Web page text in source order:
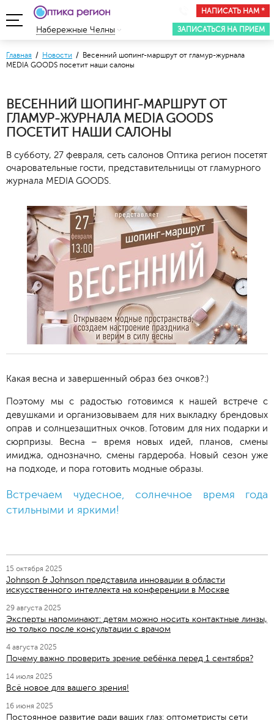
НАПИСАТЬ НАМ *
ЗАПИСАТЬСЯ НА ПРИЕМ
Набережные Челны
Главная / Новости / Весенний шопинг-маршрут от гламур-журнала
MEDIA GOODS посетит наши салоны
ВЕСЕННИЙ ШОПИНГ-МАРШРУТ ОТ
ГЛАМУР-ЖУРНАЛА MEDIA GOODS
ПОСЕТИТ НАШИ САЛОНЫ
В субботу, 27 февраля, сеть салонов Оптика регион посетят
очаровательные гости, представительницы от гламурного
журнала MEDIA GOODS.
Какая весна и завершенный образ без очков?:)
Поэтому мы с радостью готовимся к нашей встрече с
девушками и организовываем для них выкладку брендовых
оправ и солнцезащитных очков. Готовим для них подарки и
сюрпризы. Весна – время новых идей, планов, смены
имиджа, однозначно, смены гардероба. Новый сезон уже
на подходе, и пора готовить модные образы.
Встречаем чудесное, солнечное время года
стильными и яркими!
15 октября 2025
Johnson & Johnson представила инновации в области
искусственного интеллекта на конференции в Москве
29 августа 2025
Эксперты напоминают: детям можно носить контактные линзы,
но только после консультации с врачом
4 августа 2025
Почему важно проверить зрение ребёнка перед 1 сентября?
14 июля 2025
Всё новое для вашего зрения!
16 июня 2025
Постоянное развитие ради ваших глаз: оптометристы сети